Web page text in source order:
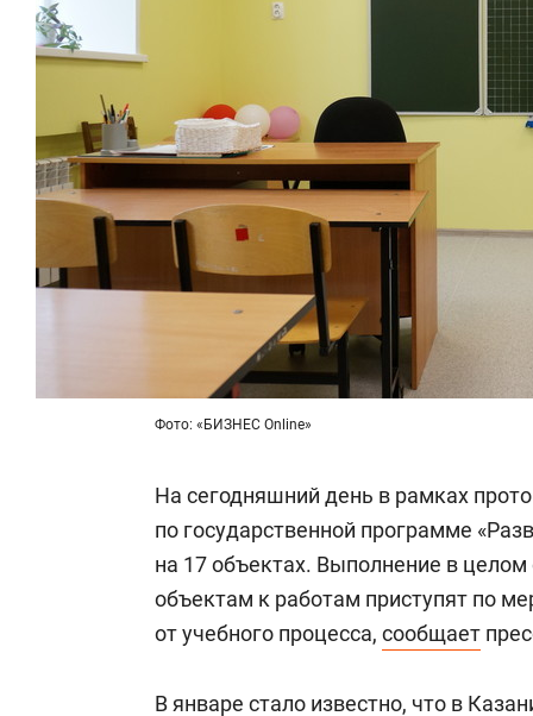
Фото: «БИЗНЕС Online»
На сегодняшний день в рамках
по государственной программе
на 17 объектах. Выполнение в
объектам к работам приступят по
от учебного процесса, сообщает
В январе стало известно, что в